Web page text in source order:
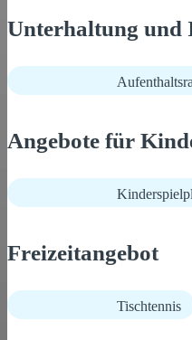
Unterhaltung und
Angebote für
Freizeitangebot
Tischtennis